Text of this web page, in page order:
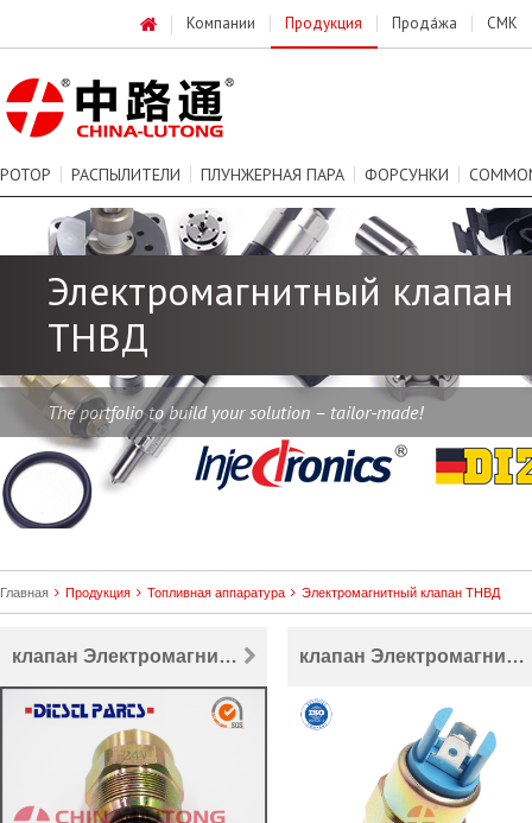
Электромагнитный клапан
ТНВД
The portfolio to build your solution – tailor-made!
Главная Продукция Топливная аппаратура Электромагнитный клапан ТНВД
клапан Электромагнитный Е2 24v 7185-900G(24V) электромагнитный Клапан тнвд Volkswagen клапан Электромагнитный 12V 7185-900T Для Электромагнитный клапан топливного Насоса MAN
Компании Продукция Прода́жа СМК
РОТОР РАСПЫЛИТЕЛИ ПЛУНЖЕРНАЯ ПАРА ФОРСУНКИ